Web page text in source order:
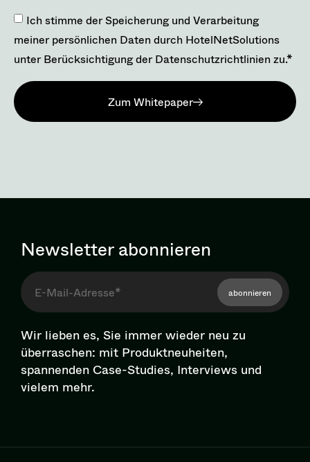
Ich stimme der Speicherung und Verarbeitung
meiner persönlichen Daten durch HotelNetSolutions
unter Berücksichtigung der Datenschutzrichtlinien zu.*
Zum Whitepaper
Newsletter abonnieren
abonnieren
Wir lieben es, Sie immer wieder neu zu
überraschen: mit Pro­dukt­neu­hei­ten,
spannenden Case-Studies, Interviews und
vielem mehr.